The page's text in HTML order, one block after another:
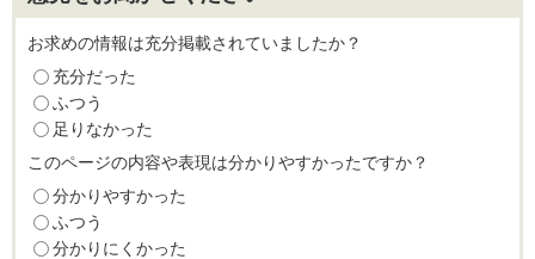
お求めの情報は充分掲載されていましたか？
充分だった
ふつう
足りなかった
このページの内容や表現は分かりやすかったですか？
分かりやすかった
ふつう
分かりにくかった